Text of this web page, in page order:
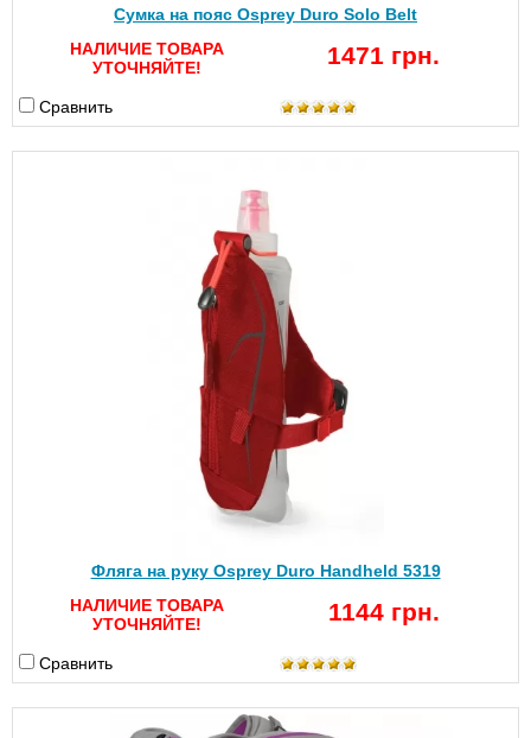
Сумка на пояс Osprey Duro Solo Belt
НАЛИЧИЕ ТОВАРА
УТОЧНЯЙТЕ!
1471 грн.
Сравнить
Фляга на руку Osprey Duro Handheld 5319
НАЛИЧИЕ ТОВАРА
УТОЧНЯЙТЕ!
1144 грн.
Сравнить